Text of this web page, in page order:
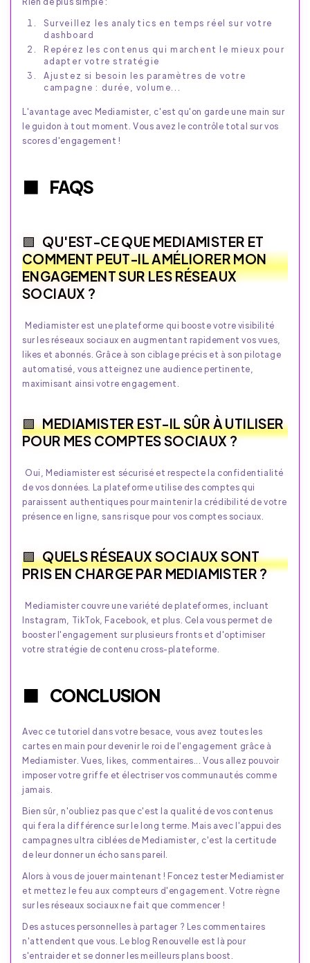
Surveillez les analytics en temps réel sur votre
dashboard
Repérez les contenus qui marchent le mieux pour
adapter votre stratégie
Ajustez si besoin les paramètres de votre
campagne : durée, volume...
L'avantage avec Mediamister, c'est qu'on garde une main sur
le guidon à tout moment. Vous avez le contrôle total sur vos
scores d'engagement !
FAQS
QU'EST-CE QUE MEDIAMISTER ET
COMMENT PEUT-IL AMÉLIORER MON
ENGAGEMENT SUR LES RÉSEAUX
SOCIAUX ?
Mediamister est une plateforme qui booste votre visibilité
sur les réseaux sociaux en augmentant rapidement vos vues,
likes et abonnés. Grâce à son ciblage précis et à son pilotage
automatisé, vous atteignez une audience pertinente,
maximisant ainsi votre engagement.
MEDIAMISTER EST-IL SÛR À UTILISER
POUR MES COMPTES SOCIAUX ?
Oui, Mediamister est sécurisé et respecte la confidentialité
de vos données. La plateforme utilise des comptes qui
paraissent authentiques pour maintenir la crédibilité de votre
présence en ligne, sans risque pour vos comptes sociaux.
QUELS RÉSEAUX SOCIAUX SONT
PRIS EN CHARGE PAR MEDIAMISTER ?
Mediamister couvre une variété de plateformes, incluant
Instagram, TikTok, Facebook, et plus. Cela vous permet de
booster l'engagement sur plusieurs fronts et d'optimiser
votre stratégie de contenu cross-plateforme.
CONCLUSION
Avec ce tutoriel dans votre besace, vous avez toutes les
cartes en main pour devenir le roi de l'engagement grâce à
Mediamister. Vues, likes, commentaires... Vous allez pouvoir
imposer votre griffe et électriser vos communautés comme
jamais.
Bien sûr, n'oubliez pas que c'est la qualité de vos contenus
qui fera la différence sur le long terme. Mais avec l'appui des
campagnes ultra ciblées de Mediamister, c'est la certitude
de leur donner un écho sans pareil.
Alors à vous de jouer maintenant ! Foncez tester Mediamister
et mettez le feu aux compteurs d'engagement. Votre règne
sur les réseaux sociaux ne fait que commencer !
Des astuces personnelles à partager ? Les commentaires
n'attendent que vous. Le blog Renouvelle est là pour
s'entraider et se donner les meilleurs plans boost.